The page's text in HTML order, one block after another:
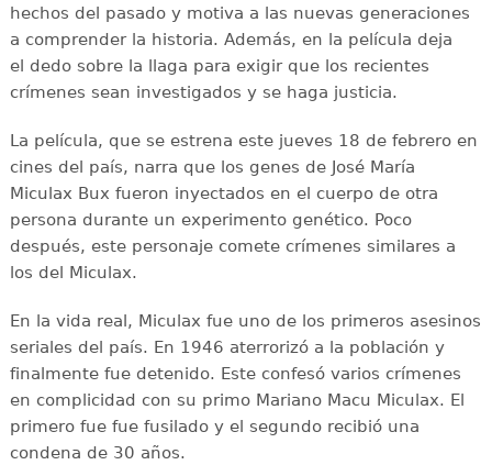
hechos del pasado y motiva a las nuevas generaciones
a comprender la historia. Además, en la película deja
el dedo sobre la llaga para exigir que los recientes
crímenes sean investigados y se haga justicia.
La película, que se estrena este jueves 18 de febrero en
cines del país, narra que los genes de José María
Miculax Bux fueron inyectados en el cuerpo de otra
persona durante un experimento genético. Poco
después, este personaje comete crímenes similares a
los del Miculax.
En la vida real, Miculax fue uno de los primeros asesinos
seriales del país. En 1946 aterrorizó a la población y
finalmente fue detenido. Este confesó varios crímenes
en complicidad con su primo Mariano Macu Miculax. El
primero fue fue fusilado y el segundo recibió una
condena de 30 años.